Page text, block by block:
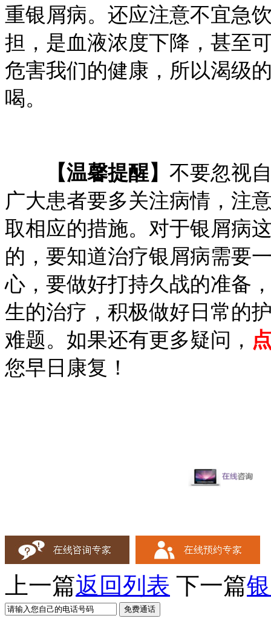
重银屑病。还应注意不宜急
担，是血液浓度下降，甚至
危害我们的健康，所以渴级
喝。
【温馨提醒】 不要忽视
广大患者要多关注病情，注
取相应的措施。对于银屑病
的，要知道治疗银屑病需要
心，要做好打持久战的准备
生的治疗，积极做好日常的
难题。如果还有更多疑问，
您早日康复！
上一篇返回列表 下一篇